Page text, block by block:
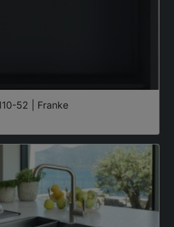
52 | Franke